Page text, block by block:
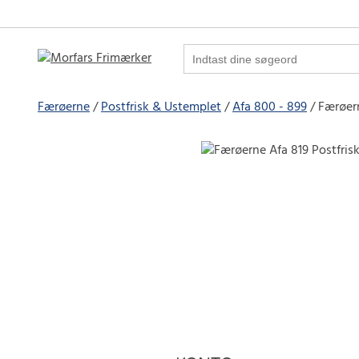
Færøerne Postfrisk & Ustemplet Afa 800 - 899